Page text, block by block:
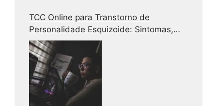
TCC Online para Transtorno de
Personalidade Esquizoide: Sintomas,
Causas e Tratamento